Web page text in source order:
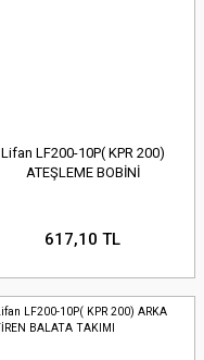
Lifan LF200-10P( KPR 200)
ATEŞLEME BOBİNİ
617,10 TL